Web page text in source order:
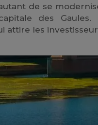
de se
des
attire les